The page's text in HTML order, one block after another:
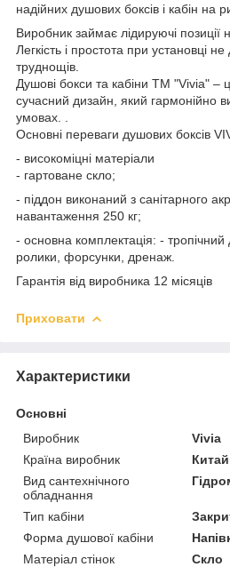
надійних душових боксів і кабін на
Виробник займає лідируючі позиції
Легкість і простота при установці
труднощів.
Душові бокси та кабіни ТМ "Vivia" –
сучасний дизайн, який гармонійно
умовах. .
Основні переваги душових боксів
- високоміцні матеріали
- гартоване скло;
- піддон виконаний з санітарного
навантаження 250 кг;
- основна комплектація: -
ролики, форсунки, дренаж.
Гарантія від виробника 12 місяців
Приховати
Характеристики
Основні
Виробник
Vivia
Країна виробник
Китай
Вид сантехнічного
обладнання
Тип кабіни
Форма душової кабіни
Матеріал стінок
Скло